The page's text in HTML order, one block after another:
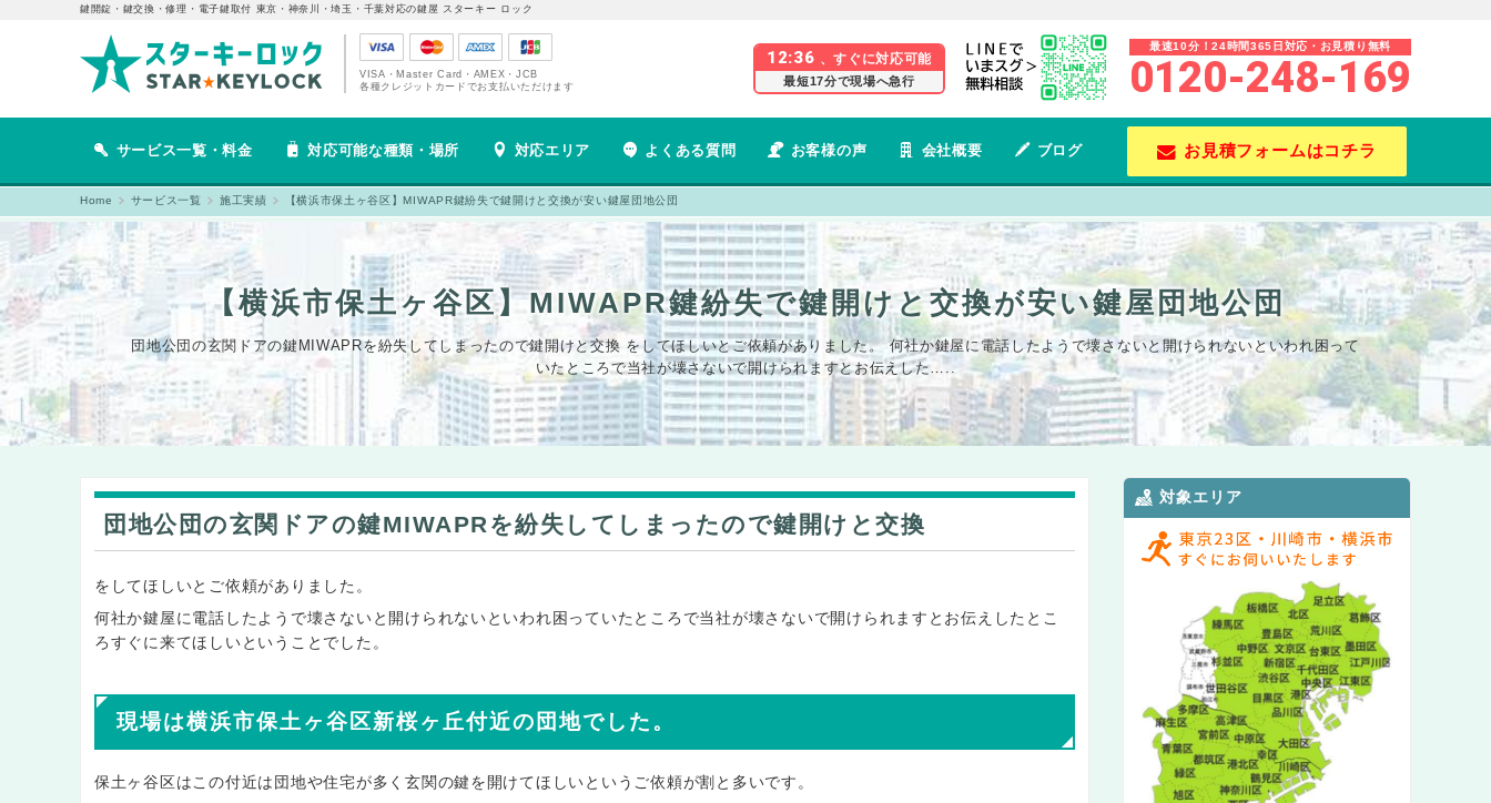
鍵開錠・鍵交換・修理・電子鍵取付 東京・神奈川・埼玉・千葉対応の鍵屋 スターキー ロック
VISA・Master Card・AMEX・JCB
各種クレジットカードでお支払いただけます
12:36 、すぐに対応可能
最短17分で現場へ急行
最速10分！24時間365日対応・お見積り無料
0120-248-169
サービス一覧・料金 対応可能な種類・場所 対応エリア よくある質問 お客様の声 会社概要 ブログ お見積フォームはコチラ
Home サービス一覧 施工実績 【横浜市保土ヶ谷区】MIWAPR鍵紛失で鍵開けと交換が安い鍵屋団地公団
【横浜市保土ヶ谷区】MIWAPR鍵紛失で鍵開けと交換が安い鍵屋団地公団
団地公団の玄関ドアの鍵MIWAPRを紛失してしまったので鍵開けと交換 をしてほしいとご依頼がありました。 何社か鍵屋に電話したようで壊さないと開けられないといわれ困って
いたところで当社が壊さないで開けられますとお伝えした…..
団地公団の玄関ドアの鍵MIWAPRを紛失してしまったので鍵開けと交換
をしてほしいとご依頼がありました。
何社か鍵屋に電話したようで壊さないと開けられないといわれ困っていたところで当社が壊さないで開けられますとお伝えしたとこ
ろすぐに来てほしいということでした。
現場は横浜市保土ヶ谷区新桜ヶ丘付近の団地でした。
保土ヶ谷区はこの付近は団地や住宅が多く玄関の鍵を開けてほしいというご依頼が割と多いです。
対象エリア